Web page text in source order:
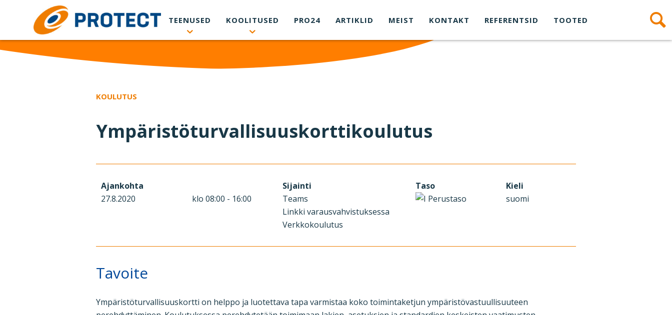
Skip to main content
TEENUSED
KOOLITUSED PRO24 ARTIKLID MEIST KONTAKT REFERENTSID TOOTED
KOULUTUS
Ympäristöturvallisuuskorttikoulutus
Ajankohta
27.8.2020
klo 08:00 - 16:00
Sijainti
Teams
Linkki varausvahvistuksessa
Verkkokoulutus
Taso
Kieli
suomi
Tavoite
Ympäristöturvallisuuskortti on helppo ja luotettava tapa varmistaa koko toimintaketjun ympäristövastuullisuuteen